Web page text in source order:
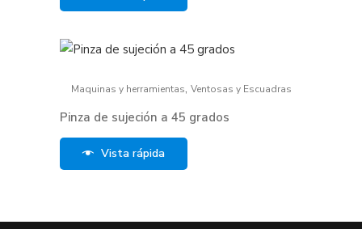
Maquinas y herramientas, Ventosas y Escuadras
Pinza de sujeción a 45 grados
Vista rápida